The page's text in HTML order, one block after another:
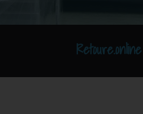
Retoure.online